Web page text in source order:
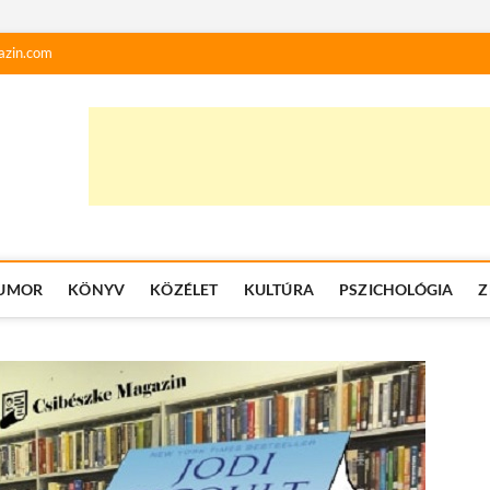
KÖNYV KÖZÉLET KULTÚRA PSZICHOLÓGIA